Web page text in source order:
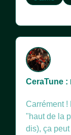
CeraTune :
Carrément !
"haut de la
dis), ça